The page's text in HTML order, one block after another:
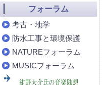
フォーラム
考古・地学
防水工事と環境保護
NATUREフォーラム
MUSICフォーラム